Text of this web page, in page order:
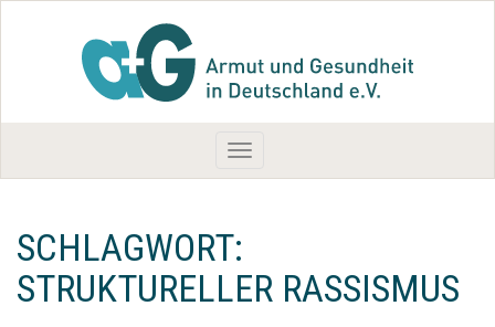
Toggle
navigation
SCHLAGWORT:
STRUKTURELLER RASSISMUS